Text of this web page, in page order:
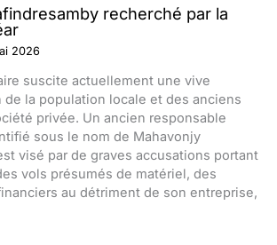
recherché par la
2026
suscite actuellement une vive
la population locale et des anciens
privée. Un ancien responsable
sous le nom de Mahavonjy
visé par de graves accusations portant
vols présumés de matériel, des
au détriment de son entreprise,